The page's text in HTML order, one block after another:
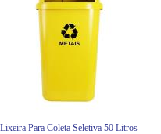
Lixeira Para Coleta Seletiva 50 Litros